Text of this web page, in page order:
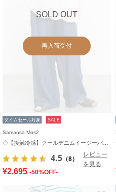
SOLD OUT
再入荷受付
タイムセール対象 SALE
Samansa Mos2
4.5 （8）
レビュー
を見る
¥2,695 -50%OFF-